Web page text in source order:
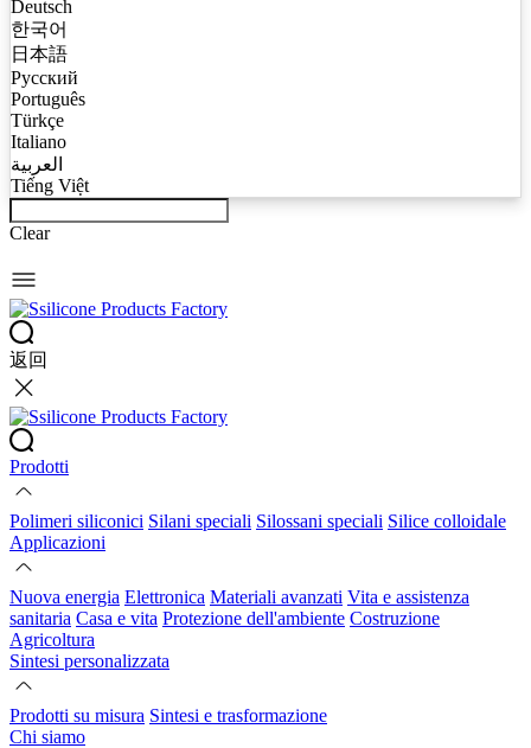
Deutsch
한국어
日本語
Русский
Português
Türkçe
Italiano
العربية
Tiếng Việt
Clear
返回
Prodotti
Polimeri siliconici Silani speciali Silossani speciali Silice colloidale
Applicazioni
Nuova energia Elettronica Materiali avanzati Vita e assistenza
sanitaria Casa e vita Protezione dell'ambiente Costruzione
Agricoltura
Sintesi personalizzata
Prodotti su misura Sintesi e trasformazione
Chi siamo